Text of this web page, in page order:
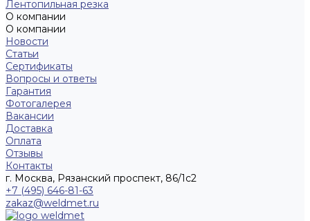
Лентопильная резка
О компании
О компании
Новости
Статьи
Сертификаты
Вопросы и ответы
Гарантия
Фотогалерея
Вакансии
Доставка
Оплата
Отзывы
Контакты
г. Москва, Рязанский проспект, 86/1с2
+7 (495) 646-81-63
zakaz@weldmet.ru